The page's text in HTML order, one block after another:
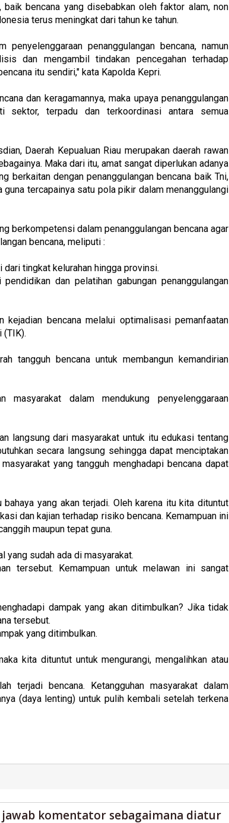
bencana yang disebabkan oleh faktor alam, non
terus meningkat dari tahun ke tahun.
penanggulangan bencana, namun
dan mengambil tindakan pencegahan terhadap
itu sendiri," kata Kapolda Kepri.
dan keragamannya, maka upaya penanggulangan
sektor, terpadu dan terkoordinasi antara semua
Daerah Kepualuan Riau merupakan daerah rawan
Maka dari itu, amat sangat diperlukan adanya
berkaitan dengan penanggulangan bencana baik Tni,
tercapainya satu pola pikir dalam menanggulangi
berkompetensi dalam penanggulangan bencana agar
bencana, meliputi :
tingkat kelurahan hingga provinsi.
dan pelatihan gabungan penanggulangan
kejadian bencana melalui optimalisasi pemanfaatan
(TIK).
tangguh bencana untuk membangun kemandirian
dalam mendukung penyelenggaraan
langsung dari masyarakat untuk itu edukasi tentang
secara langsung sehingga dapat menciptakan
yang tangguh menghadapi bencana dapat
yang akan terjadi. Oleh karena itu kita dituntut
dan kajian terhadap risiko bencana. Kemampuan ini
maupun tepat guna.
yang sudah ada di masyarakat.
tersebut. Kemampuan untuk melawan ini sangat
dampak yang akan ditimbulkan? Jika tidak
tersebut.
yang ditimbulkan.
kita dituntut untuk mengurangi, mengalihkan atau
terjadi bencana. Ketangguhan masyarakat dalam
(daya lenting) untuk pulih kembali setelah terkena
komentator sebagaimana diatur